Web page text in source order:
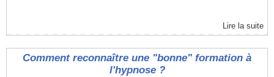
Lire la suite
Comment reconnaître une "bonne" formation à
l'hypnose ?